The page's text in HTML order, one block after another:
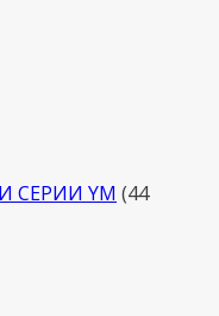
СЕРИИ YM 44